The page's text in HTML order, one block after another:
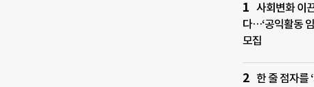
사회변화 이
다…‘공익활동
모집
한 줄 점자를